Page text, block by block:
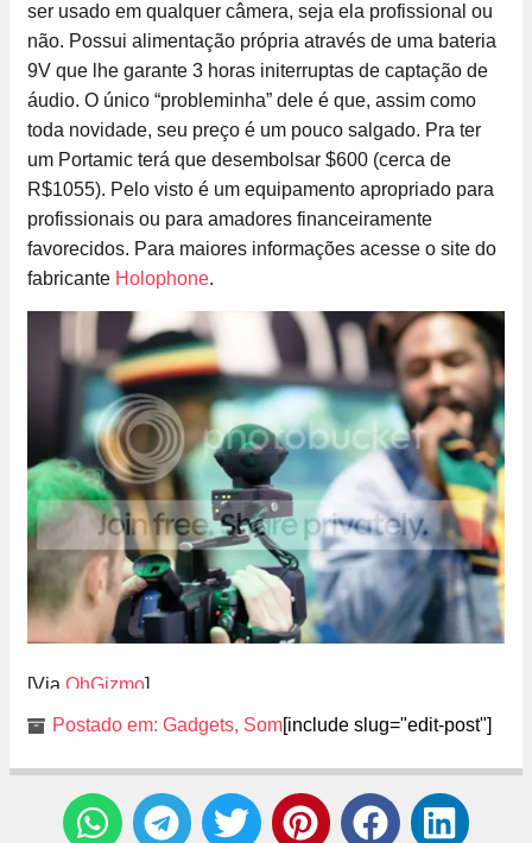
ser usado em qualquer câmera, seja ela profissional ou
não. Possui alimentação própria através de uma bateria
9V que lhe garante 3 horas initerruptas de captação de
áudio. O único “probleminha” dele é que, assim como
toda novidade, seu preço é um pouco salgado. Pra ter
um Portamic terá que desembolsar $600 (cerca de
R$1055). Pelo visto é um equipamento apropriado para
profissionais ou para amadores financeiramente
favorecidos. Para maiores informações acesse o site do
fabricante Holophone.
[Via OhGizmo]
Postado em: Gadgets, Som[include slug="edit-post"]